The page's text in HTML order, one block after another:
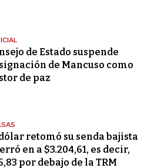
de Estado suspende
de Mancuso como
de paz
retomó su senda bajista
en a $3.204,61, es decir,
por debajo de la TRM